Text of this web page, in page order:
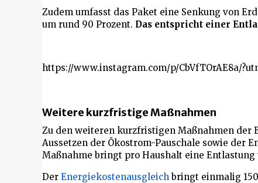
Zudem umfasst das Paket eine Senkung von
um rund 90 Prozent. Das entspricht einer
https://www.instagram.com/p/CbVfTOrAE8a/
Weitere kurzfristige Maßnahmen
Zu den weiteren kurzfristigen Maßnahmen der
Aussetzen der Ökostrom-Pauschale sowie der
Maßnahme bringt pro Haushalt eine Entlastung
Der Energiekostenausgleichbringt einmalig